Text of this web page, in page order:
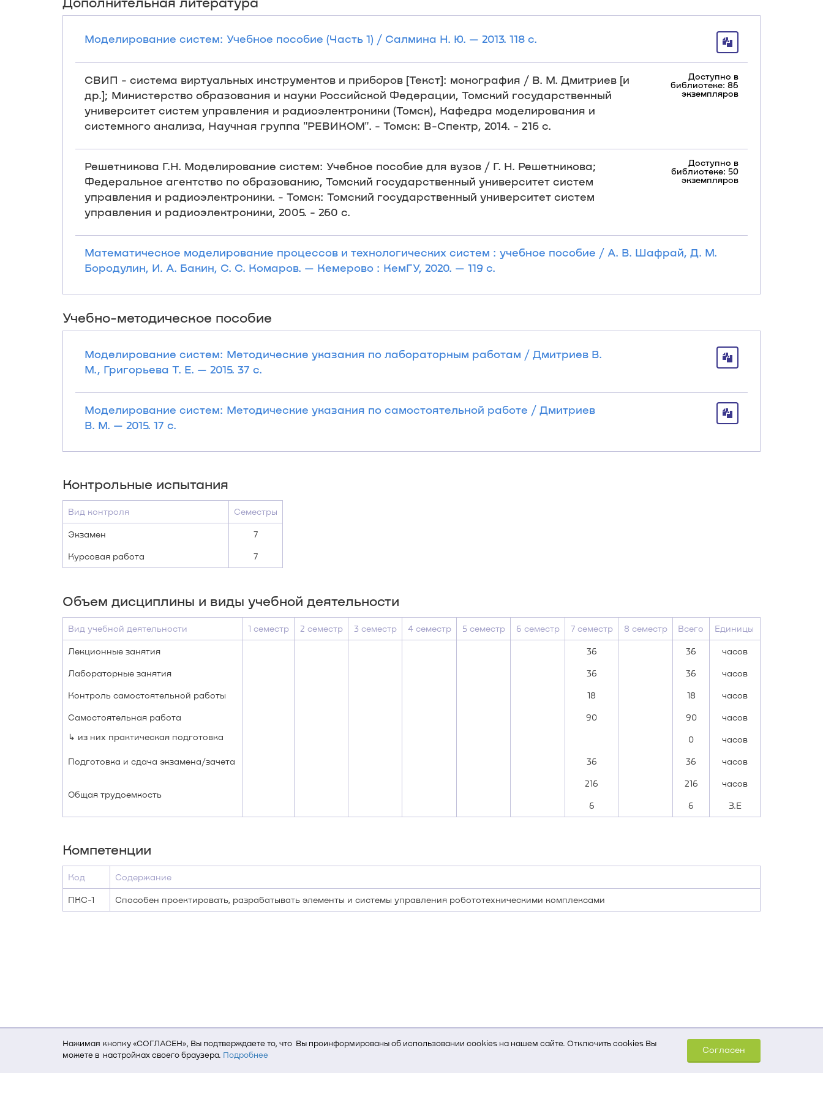
Нажимая кнопку «СОГЛАСЕН», Вы подтверждаете то, что Вы проинформированы об использовании cookies на нашем сайте. Отключить cookies Вы
можете в настройках своего браузера. Подробнее
Согласен
Моделирование систем: Учебное пособие (Часть 1) / Салмина Н. Ю. — 2013. 118 с.
СВИП - система виртуальных инструментов и приборов [Текст]: монография / В. М. Дмитриев [и
др.]; Министерство образования и науки Российской Федерации, Томский государственный
университет систем управления и радиоэлектроники (Томск), Кафедра моделирования и
системного анализа, Научная группа "РЕВИКОМ". - Томск: В-Спектр, 2014. - 216 с.
Доступно в
библиотеке: 86
экземпляров
Решетникова Г.Н. Моделирование систем: Учебное пособие для вузов / Г. Н. Решетникова;
Федеральное агентство по образованию, Томский государственный университет систем
управления и радиоэлектроники. - Томск: Томский государственный университет систем
управления и радиоэлектроники, 2005. - 260 с.
Доступно в
библиотеке: 50
экземпляров
Математическое моделирование процессов и технологических систем : учебное пособие / А. В. Шафрай, Д. М.
Бородулин, И. А. Бакин, С. С. Комаров. — Кемерово : КемГУ, 2020. — 119 с.
Учебно-методическое пособие
Моделирование систем: Методические указания по лабораторным работам / Дмитриев В.
М., Григорьева Т. Е. — 2015. 37 с.
Моделирование систем: Методические указания по самостоятельной работе / Дмитриев
В. М. — 2015. 17 с.
Контрольные испытания
Вид контроля Семестры
Экзамен 7
Курсовая работа 7
Объем дисциплины и виды учебной деятельности
Вид учебной деятельности 1 семестр 2 семестр 3 семестр 4 семестр 5 семестр 6 семестр 7 семестр 8 семестр Всего Единицы
Лекционные занятия 36 36 часов
Лабораторные занятия 36 36 часов
Контроль самостоятельной работы 18 18 часов
Самостоятельная работа 90 90
часов
↳ из них практическая подготовка
0 часов
Подготовка и сдача экзамена/зачета 36 36 часов
Общая трудоемкость
216 216 часов
6 6 З.Е
Компетенции
Код Содержание
ПКС-1 Способен проектировать, разрабатывать элементы и системы управления робототехническими комплексами